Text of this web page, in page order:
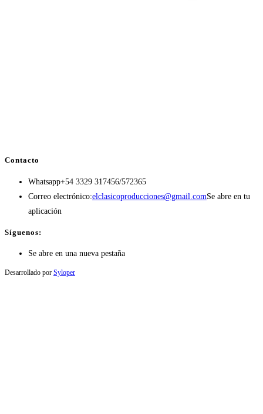
Contacto
Whatsapp+54 3329 317456/572365
Correo electrónico:elclasicoproducciones@gmail.comSe abre en tu
aplicación
Síguenos:
Se abre en una nueva pestaña
Desarrollado por Syloper